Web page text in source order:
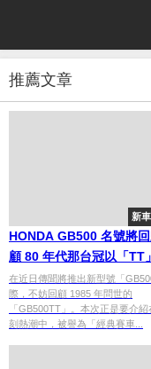
推薦文章
新
HONDA GB500 名號將
顧 80 年代那台冠以「TT
的英倫賽車
在近日傳聞將推出新型號「
際，不妨回顧 1985 年問世的
「GB500TT」。本次正是要介紹
刻熱潮中，被譽為「經典賽車...